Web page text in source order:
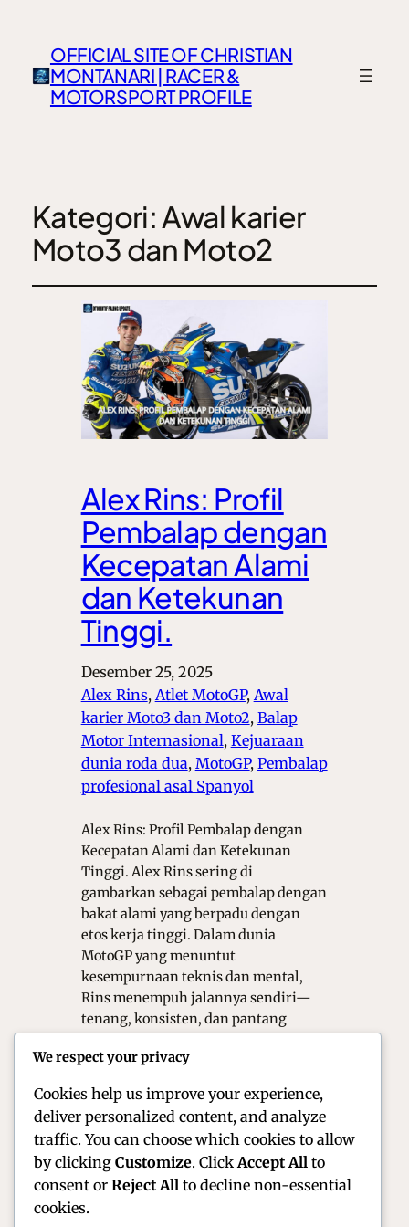
OFFICIAL SITE OF CHRISTIAN
MONTANARI | RACER &
MOTORSPORT PROFILE
Kategori:Awal karier
Moto3 dan Moto2
Alex Rins: Profil
Pembalap dengan
Kecepatan Alami
dan Ketekunan
Tinggi.
Desember 25, 2025
Alex Rins, Atlet MotoGP, Awal
karier Moto3 dan Moto2, Balap
Motor Internasional, Kejuaraan
dunia roda dua, MotoGP, Pembalap
profesional asal Spanyol
Alex Rins: Profil Pembalap dengan
Kecepatan Alami dan Ketekunan
Tinggi. Alex Rins sering di
gambarkan sebagai pembalap dengan
bakat alami yang berpadu dengan
etos kerja tinggi. Dalam dunia
MotoGP yang menuntut
kesempurnaan teknis dan mental,
Rins menempuh jalannya sendiri—
tenang, konsisten, dan pantang
menjadi sorotan utama, tetapi
We respect your privacy
Cookies help us improve your experience,
deliver personalized content, and analyze
traffic. You can choose which cookies to allow
by clicking Customize. Click Accept All to
consent or Reject All to decline non-essential
cookies.